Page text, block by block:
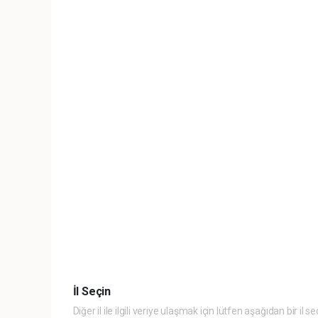
İl Seçin
Diğer il ile ilgili veriye ulaşmak için lütfen aşağıdan bir il